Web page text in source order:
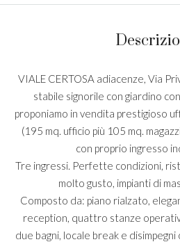
VIALE CERTOSA adiacenze, Via
stabile signorile con giardino
proponiamo in vendita prestigioso
(195 mq. ufficio più 105 mq.
con proprio ingresso
Tre ingressi. Perfette condizioni,
molto gusto, impianti di
Composto da: piano rialzato,
reception, quattro stanze
due bagni, locale break e